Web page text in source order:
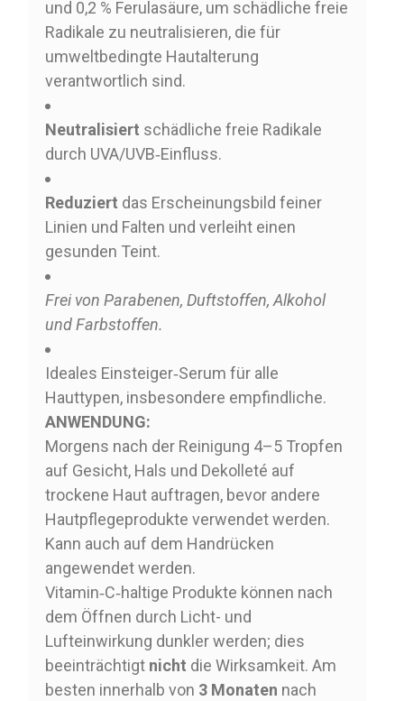
und 0,2 % Ferulasäure, um schädliche freie
Radikale zu neutralisieren, die für
umweltbedingte Hautalterung
verantwortlich sind.
Neutralisiert schädliche freie Radikale
durch UVA/UVB‑Einfluss.
Reduziert das Erscheinungsbild feiner
Linien und Falten und verleiht einen
gesunden Teint.
Frei von Parabenen, Duftstoffen, Alkohol
und Farbstoffen.
Ideales Einsteiger‑Serum für alle
Hauttypen, insbesondere empfindliche.
ANWENDUNG:
Morgens nach der Reinigung 4–5 Tropfen
auf Gesicht, Hals und Dekolleté auf
trockene Haut auftragen, bevor andere
Hautpflegeprodukte verwendet werden.
Kann auch auf dem Handrücken
angewendet werden.
Vitamin‑C‑haltige Produkte können nach
dem Öffnen durch Licht- und
Lufteinwirkung dunkler werden; dies
beeinträchtigt nicht die Wirksamkeit. Am
besten innerhalb von 3 Monaten nach